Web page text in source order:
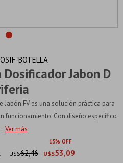
Jabon D
BOTELLA
FV es una solución práctica para
funcionamiento. Con diseño específico
Ver más
15
U$S53,09
U$S62,46